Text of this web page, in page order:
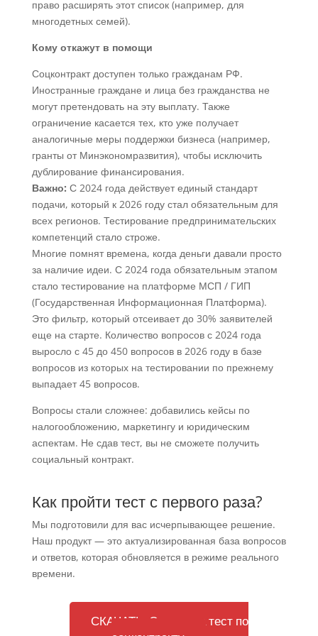
право расширять этот список (например, для
многодетных семей).
Кому откажут в помощи
Соцконтракт доступен только гражданам РФ.
Иностранные граждане и лица без гражданства не
могут претендовать на эту выплату. Также
ограничение касается тех, кто уже получает
аналогичные меры поддержки бизнеса (например,
гранты от Минэкономразвития), чтобы исключить
дублирование финансирования.
Важно: С 2024 года действует единый стандарт
подачи, который к 2026 году стал обязательным для
всех регионов. Тестирование предпринимательских
компетенций стало строже.
Многие помнят времена, когда деньги давали просто
за наличие идеи. С 2024 года обязательным этапом
стало тестирование на платформе МСП / ГИП
(Государственная Информационная Платформа).
Это фильтр, который отсеивает до 30% заявителей
еще на старте. Количество вопросов с 2024 года
выросло с 45 до 450 вопросов в 2026 году в базе
вопросов из которых на тестировании по прежнему
выпадает 45 вопросов.
Вопросы стали сложнее: добавились кейсы по
налогообложению, маркетингу и юридическим
аспектам. Не сдав тест, вы не сможете получить
социальный контракт.
Как пройти тест с первого раза?
Мы подготовили для вас исчерпывающее решение.
Наш продукт — это актуализированная база вопросов
и ответов, которая обновляется в режиме реального
времени.
СКАЧАТЬ: Ответы на тест по